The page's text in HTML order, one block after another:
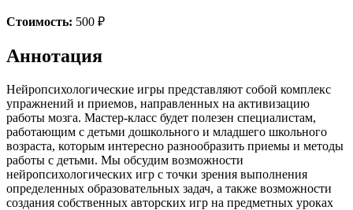
Стоимость: 500 ₽
Аннотация
Нейропсихологические игры представляют собой комплекс
упражнений и приемов, направленных на активизацию
работы мозга. Мастер-класс будет полезен специалистам,
работающим с детьми дошкольного и младшего школьного
возраста, которым интересно разнообразить приемы и методы
работы с детьми. Мы обсудим возможности
нейропсихологических игр с точки зрения выполнения
определенных образовательных задач, а также возможности
создания собственных авторских игр на предметных уроках